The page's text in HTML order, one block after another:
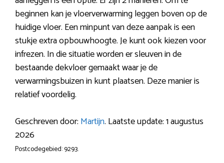
beginnen kan je vloerverwarming leggen boven op de
huidige vloer. Een minpunt van deze aanpak is een
stukje extra opbouwhoogte. Je kunt ook kiezen voor
infrezen. In die situatie worden er sleuven in de
bestaande dekvloer gemaakt waar je de
verwarmingsbuizen in kunt plaatsen. Deze manier is
relatief voordelig.
Geschreven door: Martijn. Laatste update: 1 augustus
2026
Postcodegebied: 9293.